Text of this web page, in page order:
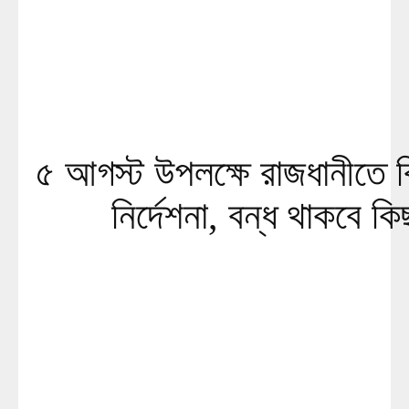
৫ আগস্ট উপলক্ষে রাজধানীতে
নির্দেশনা, বন্ধ থাকবে